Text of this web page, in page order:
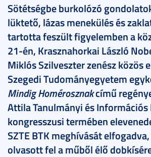
Sötétségbe burkolózó
lüktető, lázas menekülés és
tartotta feszült figyelemben a
21-én, Krasznahorkai László
Miklós Szilveszter zenész közös
Szegedi Tudományegyetem
Mindig Homérosznakcímű
Attila Tanulmányi és
kongresszusi termében
SZTE BTK meghívását
olvasott fel a műből élő